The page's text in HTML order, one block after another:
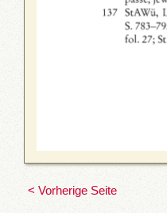
< Vorherige Seite